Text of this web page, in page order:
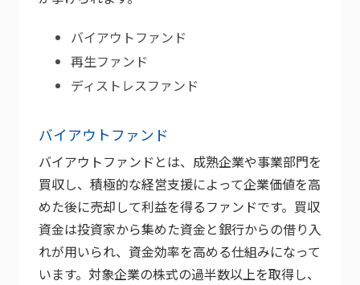
バイアウトファンド
再生ファンド
ディストレスファンド
バイアウトファンド
バイアウトファンドとは、成熟企業や事業部門を
買収し、積極的な経営支援によって企業価値を高
めた後に売却して利益を得るファンドです。買収
資金は投資家から集めた資金と銀行からの借り入
れが用いられ、資金効率を高める仕組みになって
います。対象企業の株式の過半数以上を取得し、